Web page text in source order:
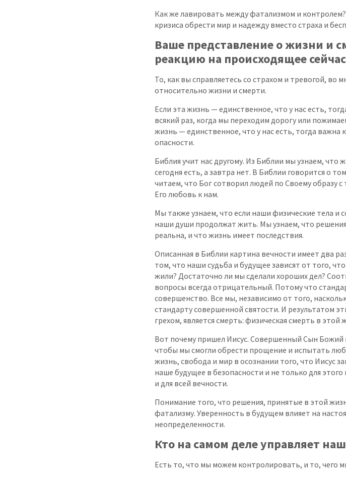
Как же лавировать между фатализмом и
кризиса обрести мир и надежду вместо страха и
Ваше представление о жизни и
реакцию на происходящее сейчас
То, как вы справляетесь со страхом и тревогой, во
относительно жизни и смерти.
Если эта жизнь — единственное, что у нас есть,
всякий раз, когда мы переходим дорогу или
жизнь — единственное, что у нас есть, тогда важна
опасности.
Библия учит нас другому. Из Библии мы узнаем,
сегодня есть, а завтра нет. В Библии говорится о
читаем, что Бог сотворил людей по Своему образу
Его любовь к нам.
Мы также узнаем, что если наши физические тела
наши души продолжат жить. Мы узнаем, что
реальна, и что жизнь имеет последствия.
Описанная в Библии картина вечности имеет два
том, что наши судьба и будущее зависят от того,
жили? Достаточно ли мы сделали хороших дел?
вопросы всегда отрицательный. Потому что
совершенство. Все мы, независимо от того,
стандарту совершенной святости. И результатом
грехом, является смерть: физическая смерть в этой
Вот почему пришел Иисус. Совершенный Сын Божий
чтобы мы смогли обрести прощение и испытать
жизнь, свобода и мир в осознании того, что Иисус
наше будущее в безопасности и не только для
и для всей вечности.
Понимание того, что решения, принятые в этой
фатализму. Уверенность в будущем влияет на
неопределенности.
Кто на самом деле управляет
Есть то, что мы можем контролировать, и то, чего